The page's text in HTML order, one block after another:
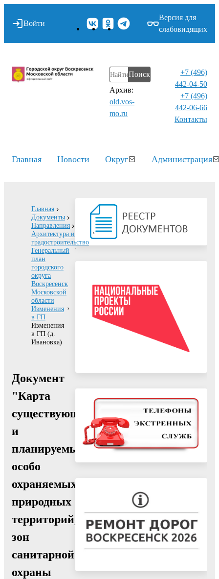
Войти
Версия для
слабовидящих
Поиск
Архив:
old.vos-
mo.ru
+7 (496)
442-04-50
+7 (496)
442-06-66
Контакты⁠
Главная Новости Округ Администрация
Главная
Документы
Направления
Архитектура и
градостроительство
Генеральный
план
городского
округа
Воскресенск
Московской
области
Изменения
в ГП
Изменения
в ГП (д.
Ивановка)
Документ
"Карта
существующих
и
планируемых
особо
охраняемых
природных
территорий,
зон
санитарной
охраны